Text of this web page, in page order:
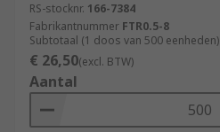
RS-stocknr. 166-7384
Fabrikantnummer FTR0.5-8
Subtotaal (1 doos van 500 eenheden)
€ 26,50(excl. BTW)
Aantal